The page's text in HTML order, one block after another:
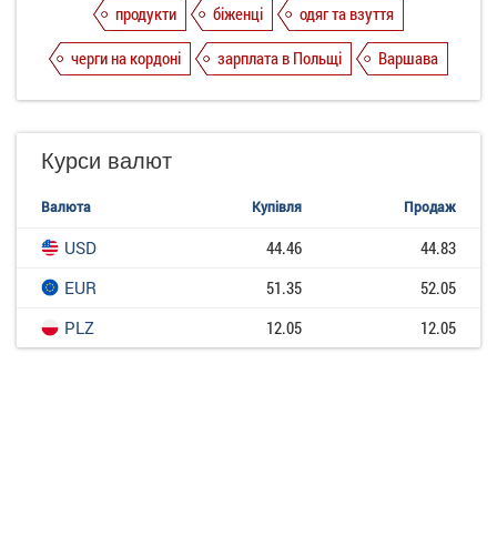
продукти
біженці
одяг та взуття
черги на кордоні
зарплата в Польщі Варшава
Курси валют
Валюта Купівля Продаж
USD 44.46
44.83
EUR
51.35
52.05
PLZ
12.05 12.05